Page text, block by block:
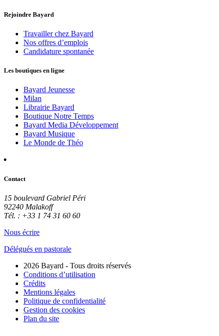
Rejoindre Bayard
Travailler chez Bayard
Nos offres d’emplois
Candidature spontanée
Les boutiques en ligne
Bayard Jeunesse
Milan
Librairie Bayard
Boutique Notre Temps
Bayard Media Développement
Bayard Musique
Le Monde de Théo
Contact
15 boulevard Gabriel Péri
92240 Malakoff
Tél. : +33 1 74 31 60 60
Nous écrire
Délégués en pastorale
2026 Bayard - Tous droits réservés
Conditions d’utilisation
Crédits
Mentions légales
Politique de confidentialité
Gestion des cookies
Plan du site